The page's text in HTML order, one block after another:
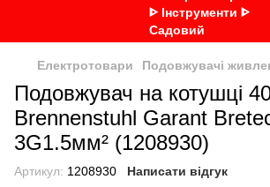
Електротовари Подовжувачі
Подовжувач на котушці
Brennenstuhl Garant
3G1.5мм² (1208930)
Артикул: 1208930 Написати відгук